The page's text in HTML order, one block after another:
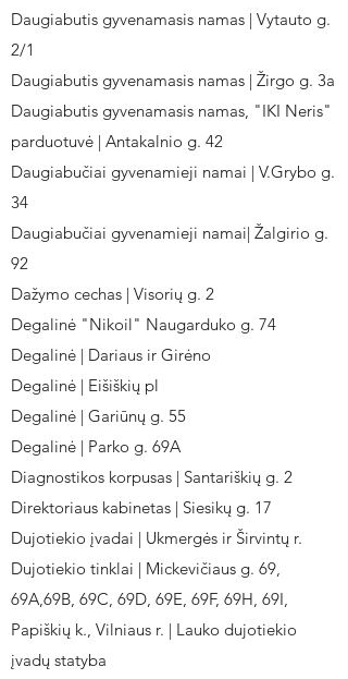
Daugiabutis gyvenamasis namas | Vytauto g.
2/1
Daugiabutis gyvenamasis namas | Žirgo g. 3a
Daugiabutis gyvenamasis namas, "IKI Neris"
parduotuvė | Antakalnio g. 42
Daugiabučiai gyvenamieji namai | V.Grybo g.
34
Daugiabučiai gyvenamieji namai| Žalgirio g.
92
Dažymo cechas | Visorių g. 2
Degalinė "Nikoil" Naugarduko g. 74
Degalinė | Dariaus ir Girėno
Degalinė | Eišiškių pl
Degalinė | Gariūnų g. 55
Degalinė | Parko g. 69A
Diagnostikos korpusas | Santariškių g. 2
Direktoriaus kabinetas | Siesikų g. 17
Dujotiekio įvadai | Ukmergės ir Širvintų r.
Dujotiekio tinklai | Mickevičiaus g. 69,
69A,69B, 69C, 69D, 69E, 69F, 69H, 69I,
Papiškių k., Vilniaus r. | Lauko dujotiekio
įvadų statyba